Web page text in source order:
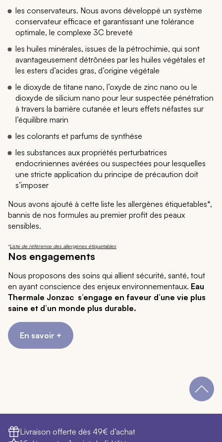
les conservateurs. Nous avons développé un système
conservateur efficace et garantissant une tolérance
optimale, le complexe 3C breveté
les huiles minérales, issues de la pétrochimie, qui sont
avantageusement détrônées par les huiles végétales et
les esters d’acides gras, d’origine végétale
le dioxyde de titane nano, l’oxyde de zinc nano ou le
dioxyde de silicium nano pour leur suspectée pénétration
à travers la barrière cutanée et leurs effets néfastes sur
l’équilibre marin
les colorants et parfums de synthèse
les substances aux propriétés perturbatrices
endocriniennes avérées ou suspectées pour lesquelles
une stricte application du principe de précaution doit
s’imposer
Nous avons ajouté à cette liste les allergènes étiquetables*,
bannis de nos formules au premier profit des peaux
sensibles.
*Liste de référence des allergènes étiquetables
Nos engagements
Nous proposons des soins qui allient sécurité, santé, tout
en ayant conscience des enjeux environnementaux. Eau
Thermale Jonzac s’engage en faveur d’une vie plus
saine et d’un monde plus durable.
En savoir +
Livraison offerte dès 49€ d’achat